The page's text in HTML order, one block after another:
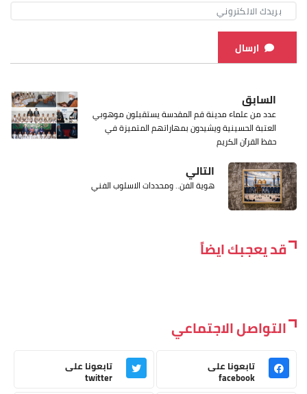
ارسال
السابق
عدد من علماء مدينة قم المقدسة يستقبلون موهوبي
العتبة الحسينية ويشيدون بمهاراتهم المتميزة في
حفظ القرآن الكريم
التالي
هوية الفن.. ومحددات الاسلوب الفني
قد يعجبك ايضاً
التواصل الاجتماعي
تابعونا على
facebook
تابعونا على
twitter